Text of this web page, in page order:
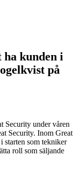
ha kunden i
på
Security under våren
Security. Inom Great
starten som tekniker
roll som säljande